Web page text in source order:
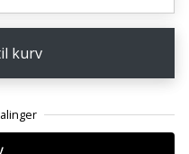
kurv